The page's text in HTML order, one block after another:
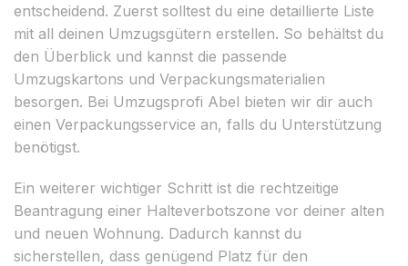
entscheidend. Zuerst solltest du eine detaillierte Liste
mit all deinen Umzugsgütern erstellen. So behältst du
den Überblick und kannst die passende
Umzugskartons und Verpackungsmaterialien
besorgen. Bei Umzugsprofi Abel bieten wir dir auch
einen Verpackungsservice an, falls du Unterstützung
benötigst.
Ein weiterer wichtiger Schritt ist die rechtzeitige
Beantragung einer Halteverbotszone vor deiner alten
und neuen Wohnung. Dadurch kannst du
sicherstellen, dass genügend Platz für den